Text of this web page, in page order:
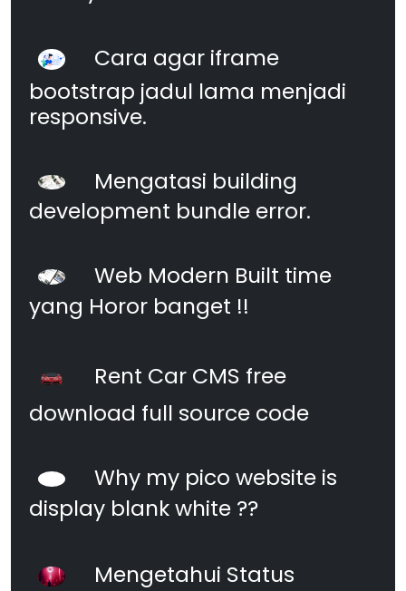
Cara agar iframe
bootstrap jadul lama menjadi
responsive.
Mengatasi building
development bundle error.
Web Modern Built time
yang Horor banget !!
Rent Car CMS free
download full source code
Why my pico website is
display blank white ??
Mengetahui Status